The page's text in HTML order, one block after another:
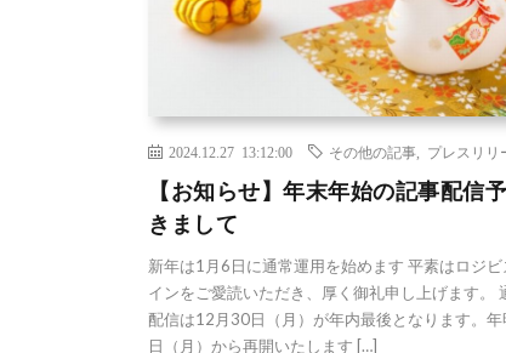
2024.12.27 13:12:00 その他の記事 プレスリリ
【お知らせ】年末年始の記事配信
きまして
新年は1月6日に通常運用を始めます 平素はロジビ
インをご愛読いただき、厚く御礼申し上げます。
配信は12月30日（月）が年内最後となります。
日（月）から再開いたします […]